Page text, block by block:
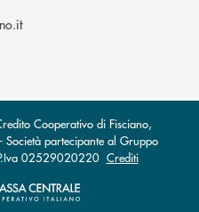
(si apre l’app di posta
Cooperativo di Fisciano,
Società partecipante al Gruppo
02529020220 Crediti